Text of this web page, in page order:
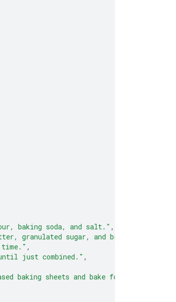
baking soda, and salt." ,
granulated sugar, and brown sugar
,
just combined." ,
baking sheets and bake for 9 to 11